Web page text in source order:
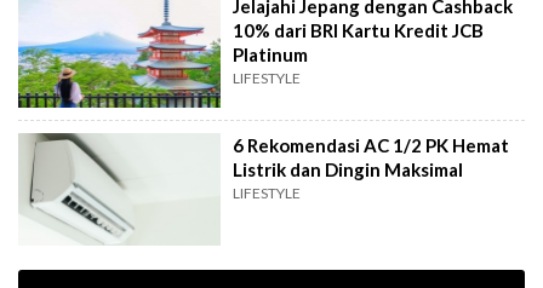
Jelajahi Jepang dengan Cashback
10% dari BRI Kartu Kredit JCB
Platinum
LIFESTYLE
6 Rekomendasi AC 1/2 PK Hemat
Listrik dan Dingin Maksimal
LIFESTYLE